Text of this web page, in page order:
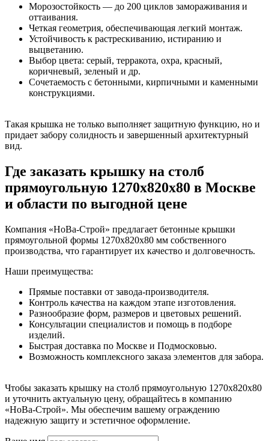
Морозостойкость — до 200 циклов замораживания и
оттаивания.
Четкая геометрия, обеспечивающая легкий монтаж.
Устойчивость к растрескиванию, истиранию и
выцветанию.
Выбор цвета: серый, терракота, охра, красный,
коричневый, зеленый и др.
Сочетаемость с бетонными, кирпичными и каменными
конструкциями.
Такая крышка не только выполняет защитную функцию, но и
придает забору солидность и завершенный архитектурный
вид.
Где заказать крышку на столб
прямоугольную 1270x820x80 в Москве
и области по выгодной цене
Компания «НоВа-Строй» предлагает бетонные крышки
прямоугольной формы 1270x820x80 мм собственного
производства, что гарантирует их качество и долговечность.
Наши преимущества:
Прямые поставки от завода-производителя.
Контроль качества на каждом этапе изготовления.
Разнообразие форм, размеров и цветовых решений.
Консультации специалистов и помощь в подборе
изделий.
Быстрая доставка по Москве и Подмосковью.
Возможность комплексного заказа элементов для забора.
Чтобы заказать крышку на столб прямоугольную 1270x820x80
и уточнить актуальную цену, обращайтесь в компанию
«НоВа-Строй». Мы обеспечим вашему ограждению
надежную защиту и эстетичное оформление.